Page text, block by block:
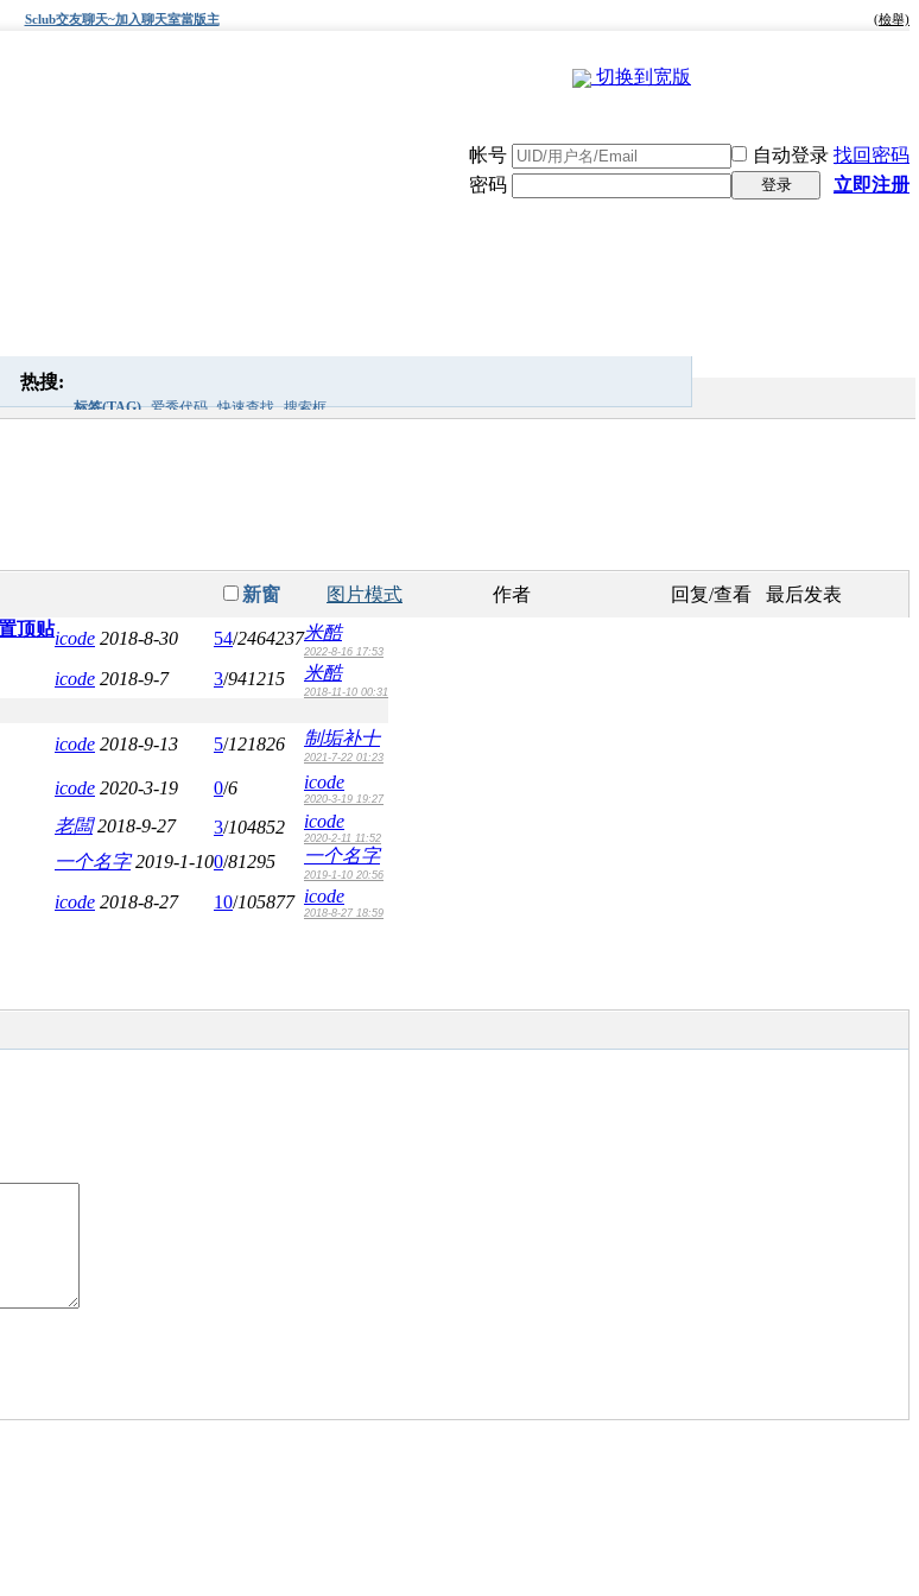
Sclub交友聊天~加入聊天室當版主 (檢舉)
切换到宽版
帐号 自动登录 找回密码
密码
登录 立即注册
热搜:
标签(TAG) 爱秀代码 快速查找 搜索框
新窗 图片模式 作者 回复/查看
最后发表
顶贴icode 2018-8-30 54/2464237米酷
2022-8-16 17:53
icode 2018-9-7 3/941215 米酷
2018-11-10 00:31
icode 2018-9-13 5/121826 制垢补十
2021-7-22 01:23
icode 2020-3-19 0/6 icode
2020-3-19 19:27
老闆 2018-9-27 3/104852 icode
2020-2-11 11:52
一个名字 2019-1-100/81295 一个名字
2019-1-10 20:56
icode 2018-8-27 10/105877 icode
2018-8-27 18:59